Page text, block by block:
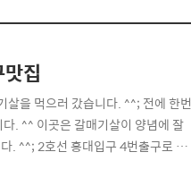
집
살을 먹으러 갔습니다. ^^; 전에 한번
. ^^ 이곳은 갈매기살이 양념에 잘
. ^^; 2호선 홍대입구 4번출구로 나
거기서 오른편쪽에 잘 보시면 알파